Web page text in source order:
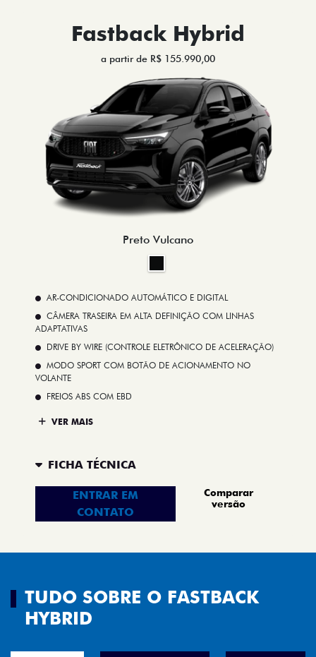
Fastback Hybrid
a partir de R$ 155.990,00
Preto Vulcano
AR-CONDICIONADO AUTOMÁTICO E DIGITAL
CÂMERA TRASEIRA EM ALTA DEFINIÇÃO COM LINHAS
ADAPTATIVAS
DRIVE BY WIRE (CONTROLE ELETRÔNICO DE ACELERAÇÃO)
MODO SPORT COM BOTÃO DE ACIONAMENTO NO
VOLANTE
FREIOS ABS COM EBD
VER MAIS
FICHA TÉCNICA
ENTRAR EM
CONTATO
Comparar
versão
TUDO SOBRE O FASTBACK
HYBRID